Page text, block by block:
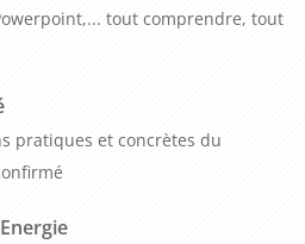
les documents et les
de dispenser des conseils
et de maintenir une
Cette expertise vous
service de qualité, d'éviter les
tout comprendre, tout
pratiques et concrètes du